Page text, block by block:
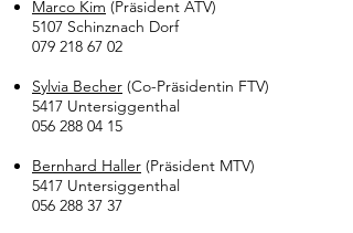
Marco Kim (Präsident ATV)
5107 Schinznach Dorf
079 218 67 02
Sylvia Becher (Co-Präsidentin FTV)
5417 Untersiggenthal
056 288 04 15
Bernhard Haller (Präsident MTV)
5417 Untersiggenthal
056 288 37 37